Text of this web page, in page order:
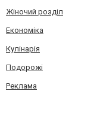
Жіночий розділ
Економіка
Кулінарія
Подорожі
Реклама